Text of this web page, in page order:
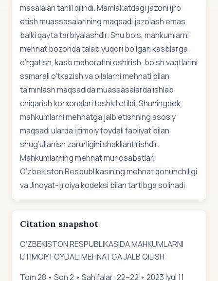
masalalari tahlil qilindi. Mamlakatdagi jazoni ijro
etish muassasalarining maqsadi jazolash emas,
balki qayta tarbiyalashdir. Shu bois, mahkumlarni
mehnat bozorida talab yuqori bo‘lgan kasblarga
o‘rgatish, kasb mahoratini oshirish, bo‘sh vaqtlarini
samarali o‘tkazish va oilalarni mehnati bilan
ta’minlash maqsadida muassasalarda ishlab
chiqarish korxonalari tashkil etildi. Shuningdek,
mahkumlarni mehnatga jalb etishning asosiy
maqsadi ularda ijtimoiy foydali faoliyat bilan
shug‘ullanish zarurligini shakllantirishdir.
Mahkumlarning mehnat munosabatlari
O‘zbekiston Respublikasining mehnat qonunchiligi
va Jinoyat-ijroiya kodeksi bilan tartibga solinadi.
Citation snapshot
O‘ZBEKISTON RESPUBLIKASIDA MAHKUMLARNI
IJTIMOIY FOYDALI MEHNATGA JALB QILISH
Tom 28 • Son 2 • Sahifalar: 22–22 • 2023 iyul 11